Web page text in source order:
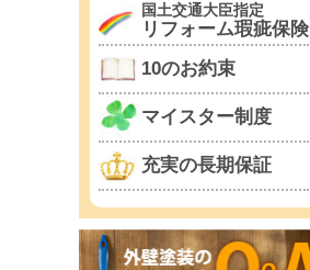
国土交通大臣指定
リフォーム瑕疵保険
10のお約束
マイスター制度
充実の長期保証